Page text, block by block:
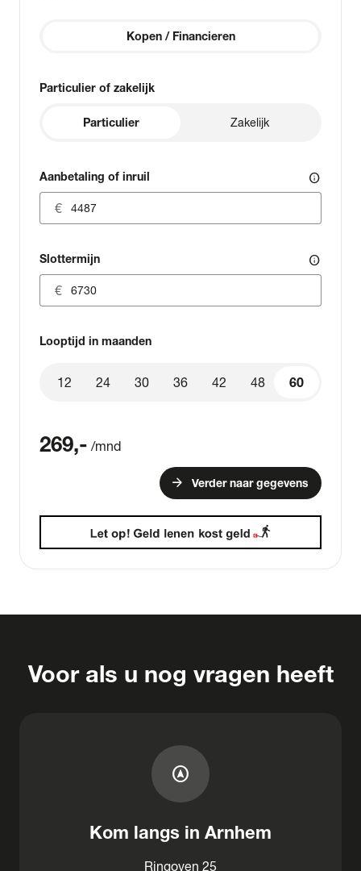
Kopen / Financieren
Particulier of zakelijk
Particulier Zakelijk
Aanbetaling of inruil info
Slottermijn info
Looptijd in maanden
60
12 24 30 36 42 48 60
269,- /mnd
arrow_forward Verder naar gegevens
Voor als u nog vragen heeft
assistant_navigation
Kom langs in Arnhem
Ringoven 25